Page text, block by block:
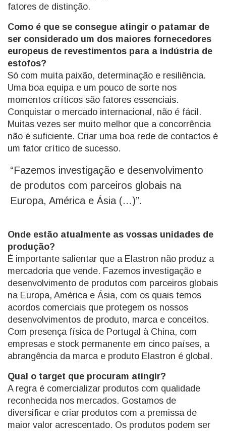
fatores de distinção.
Como é que se consegue atingir o patamar de
ser considerado um dos maiores fornecedores
europeus de revestimentos para a indústria de
estofos?
Só com muita paixão, determinação e resiliência.
Uma boa equipa e um pouco de sorte nos
momentos críticos são fatores essenciais.
Conquistar o mercado internacional, não é fácil.
Muitas vezes ser muito melhor que a concorrência
não é suficiente. Criar uma boa rede de contactos é
um fator crítico de sucesso.
“Fazemos investigação e desenvolvimento
de produtos com parceiros globais na
Europa, América e Ásia (…)”.
Onde estão atualmente as vossas unidades de
produção?
É importante salientar que a Elastron não produz a
mercadoria que vende. Fazemos investigação e
desenvolvimento de produtos com parceiros globais
na Europa, América e Ásia, com os quais temos
acordos comerciais que protegem os nossos
desenvolvimentos de produto, marca e conceitos.
Com presença física de Portugal à China, com
empresas e stock permanente em cinco países, a
abrangência da marca e produto Elastron é global.
Qual o target que procuram atingir?
A regra é comercializar produtos com qualidade
reconhecida nos mercados. Gostamos de
diversificar e criar produtos com a premissa de
maior valor acrescentado. Os produtos podem ser